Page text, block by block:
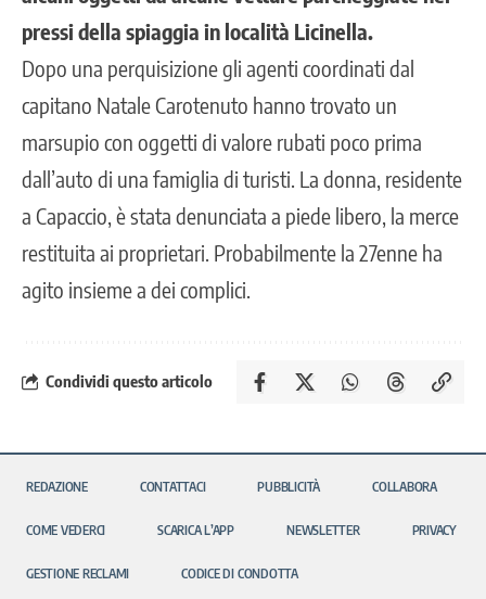
pressi della spiaggia in località Licinella.
Dopo una perquisizione gli agenti coordinati dal
capitano Natale Carotenuto hanno trovato un
marsupio con oggetti di valore rubati poco prima
dall’auto di una famiglia di turisti. La donna, residente
a Capaccio, è stata denunciata a piede libero, la merce
restituita ai proprietari. Probabilmente la 27enne ha
agito insieme a dei complici.
Condividi questo articolo
REDAZIONE CONTATTACI PUBBLICITÀ COLLABORA
COME VEDERCI SCARICA L’APP NEWSLETTER PRIVACY
GESTIONE RECLAMI CODICE DI CONDOTTA